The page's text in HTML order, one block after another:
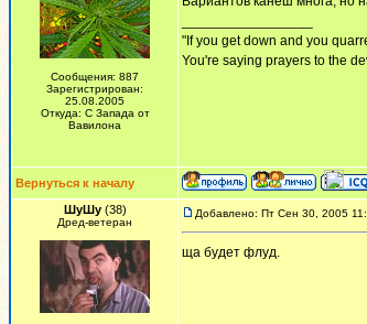
Сообщения: 887
Зарегистрирован:
25.08.2005
Откуда: С Запада от
Вавилона
"If you get down and you
You're saying prayers to the
Вернуться к началу
ШуШу(38)
Дред-ветеран
Добавлено: Пт Сен 30, 2005
ща будет флуд.